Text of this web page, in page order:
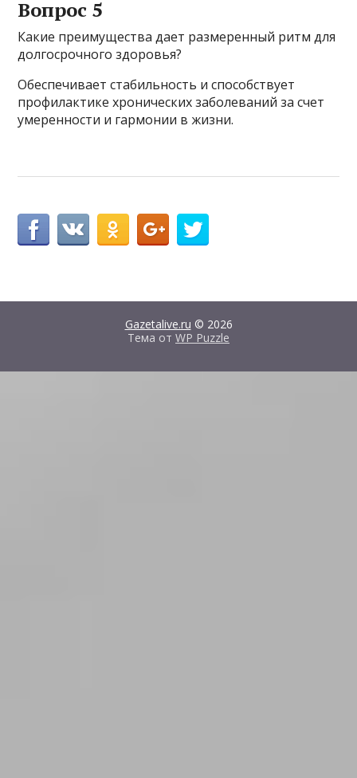
Вопрос 5
Какие преимущества дает размеренный ритм для
долгосрочного здоровья?
Обеспечивает стабильность и способствует
профилактике хронических заболеваний за счет
умеренности и гармонии в жизни.
Gazetalive.ru © 2026
Тема от WP Puzzle